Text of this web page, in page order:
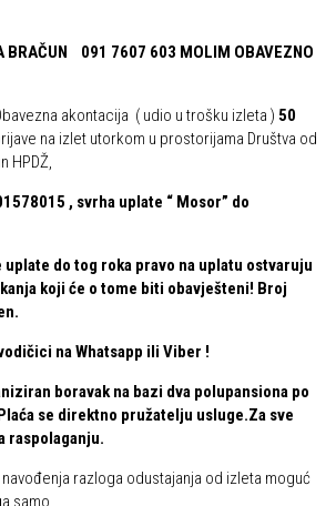
BRAČUN 091 7607 603 MOLIM OBAVEZNO
!!!
akontacija ( udio u trošku izleta ) 50
na izlet utorkom u prostorijama Društva od
HPDŽ,
, svrha uplate “ Mosor” do
do tog roka pravo na uplatu ostvaruju
koji će o tome biti obavješteni! Broj
na Whatsapp ili Viber !
boravak na bazi dva polupansiona po
se direktno pružatelju usluge.Za sve
raspolaganju.
razloga odustajanja od izleta moguć
samo